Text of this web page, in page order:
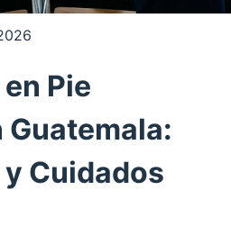
Pie
Cuidados